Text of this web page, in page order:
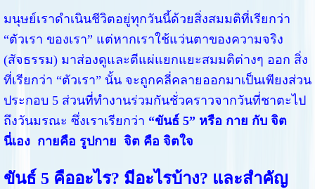
มนุษย์เราดำเนินชีวิตอยู่ทุกวันนี้ด้วยสิ่งสมมติที่เรียกว่า
“ตัวเรา ของเรา” แต่หากเราใช้แว่นตาของความจริง
(สัจธรรม) มาส่องดูและตีแผ่แยกแยะสมมติต่างๆ ออก สิ่ง
ที่เรียกว่า “ตัวเรา” นั้น จะถูกคลี่คลายออกมาเป็นเพียงส่วน
ประกอบ 5 ส่วนที่ทำงานร่วมกันชั่วคราวจากวันที่ชาตะไป
ถึงวันมรณะ ซึ่งเราเรียกว่า “ขันธ์ 5” หรือ กาย กับ จิต
นี่เอง กายคือ รูปกาย จิต คือ จิตใจ
ขันธ์ 5 คืออะไร? มีอะไรบ้าง? และสำคัญ